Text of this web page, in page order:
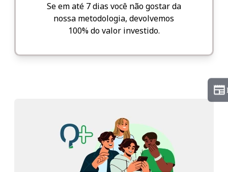
Se em até 7 dias você não gostar da
nossa metodologia, devolvemos
100% do valor investido.